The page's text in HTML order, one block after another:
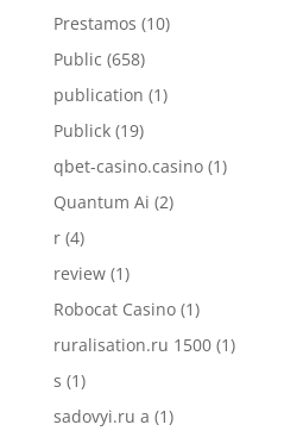
Prestamos (10)
Public (658)
publication (1)
Publick(19)
qbet-casino.casino(1)
Quantum Ai (2)
r(4)
review(1)
Robocat Casino(1)
ruralisation.ru 1500(1)
s (1)
sadovyi.ru a (1)